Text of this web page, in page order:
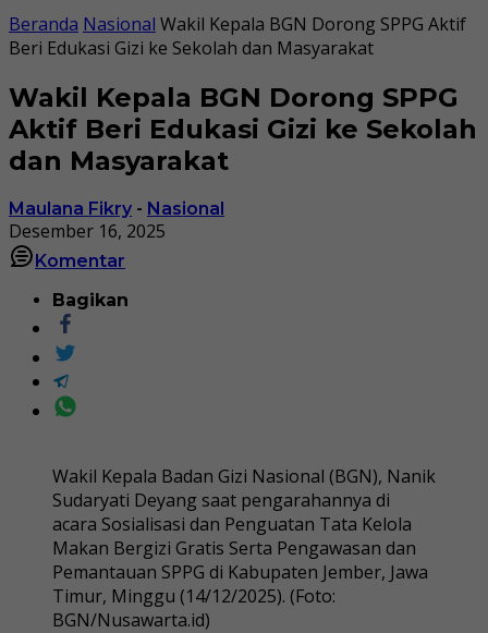
Beranda Nasional Wakil Kepala BGN Dorong SPPG Aktif
Beri Edukasi Gizi ke Sekolah dan Masyarakat
Wakil Kepala BGN Dorong SPPG
Aktif Beri Edukasi Gizi ke Sekolah
dan Masyarakat
Maulana Fikry - Nasional
Desember 16, 2025
Komentar
Bagikan
Wakil Kepala Badan Gizi Nasional (BGN), Nanik
Sudaryati Deyang saat pengarahannya di
acara Sosialisasi dan Penguatan Tata Kelola
Makan Bergizi Gratis Serta Pengawasan dan
Pemantauan SPPG di Kabupaten Jember, Jawa
Timur, Minggu (14/12/2025). (Foto:
BGN/Nusawarta.id)